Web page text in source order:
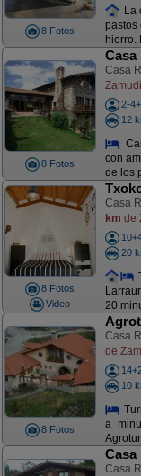
8 Fotos
La
pastos
hierro.
8 Fotos
Casa
Casa
2-
12
con
de los
8 Fotos
Video
Casa
km de
20
20
8 Fotos
Casa
de
10
a
Casa
Casa